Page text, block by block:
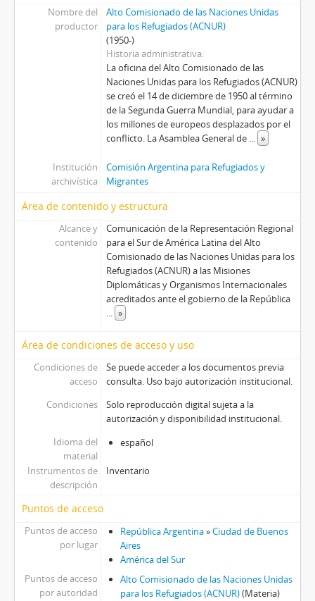
Nombre del
productor
Alto Comisionado de las Naciones Unidas
para los Refugiados (ACNUR)
(1950-)
Historia administrativa
La oficina del Alto Comisionado de las
Naciones Unidas para los Refugiados (ACNUR)
se creó el 14 de diciembre de 1950 al término
de la Segunda Guerra Mundial, para ayudar a
los millones de europeos desplazados por el
conflicto. La Asamblea General de ... »
Institución
archivística
Comisión Argentina para Refugiados y
Migrantes
Área de contenido y estructura
Alcance y
contenido
Comunicación de la Representación Regional
para el Sur de América Latina del Alto
Comisionado de las Naciones Unidas para los
Refugiados (ACNUR) a las Misiones
Diplomáticas y Organismos Internacionales
acreditados ante el gobierno de la República
... »
Área de condiciones de acceso y uso
Condiciones de
acceso
Se puede acceder a los documentos previa
consulta. Uso bajo autorización institucional.
Condiciones
Solo reproducción digital sujeta a la
autorización y disponibilidad institucional.
Idioma del
material
español
Instrumentos de
descripción
Inventario
Puntos de acceso
Puntos de acceso
por lugar
República Argentina»Ciudad de Buenos
Aires
América del Sur
Puntos de acceso
por autoridad
Alto Comisionado de las Naciones Unidas
para los Refugiados (ACNUR)(Materia)